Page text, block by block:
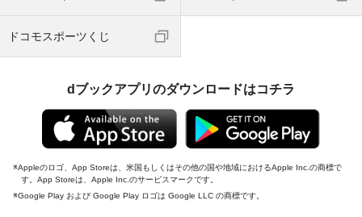
ドコモスポーツくじ
dブックアプリのダウンロードはコチラ
Appleのロゴ、App Storeは、米国もしくはその他の国や地域におけるApple Inc.の商標で
す。App Storeは、Apple Inc.のサービスマークです。
Google Play および Google Play ロゴは Google LLC の商標です。